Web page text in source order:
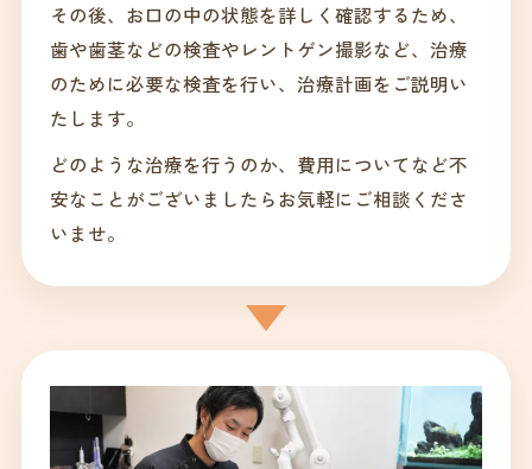
その後、お口の中の状態を詳しく確認するため、
歯や歯茎などの検査やレントゲン撮影など、治療
のために必要な検査を行い、治療計画をご説明い
たします。
どのような治療を行うのか、費用についてなど不
安なことがございましたらお気軽にご相談くださ
いませ。